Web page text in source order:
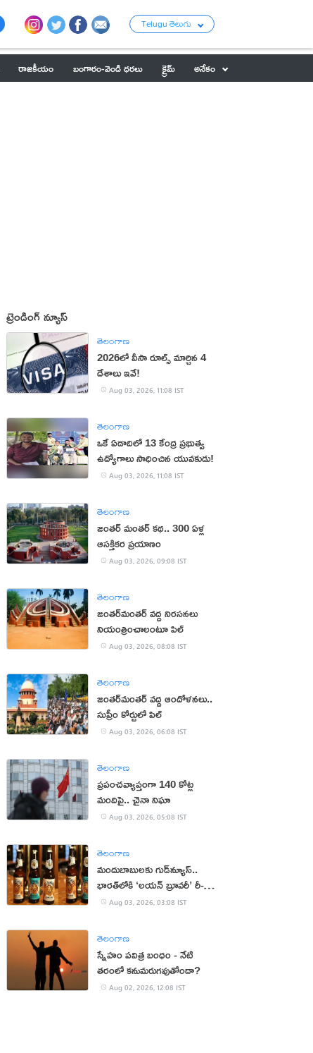
Telugu తెలుగు
రాజకీయం బంగారం-వెండి ధరలు క్రైమ్
అనేకం
ట్రెండింగ్ న్యూస్
తెలంగాణ
2026లో వీసా రూల్స్ మార్చిన 4
దేశాలు ఇవే!
Aug 03, 2026, 11:08 IST
తెలంగాణ
ఒకే ఏడాదిలో 13 కేంద్ర ప్రభుత్వ
ఉద్యోగాలు సాధించిన యువకుడు!
Aug 03, 2026, 11:08 IST
తెలంగాణ
జంతర్‌ మంతర్‌ కథ.. 300 ఏళ్ల
ఆసక్తికర ప్రయాణం
Aug 03, 2026, 09:08 IST
తెలంగాణ
జంతర్‌మంతర్‌ వద్ద నిరసనలు
నియంత్రించాలంటూ పిల్
Aug 03, 2026, 08:08 IST
తెలంగాణ
జంతర్‌మంతర్‌ వద్ద ఆందోళనలు..
సుప్రీం కోర్టులో పిల్
Aug 03, 2026, 06:08 IST
తెలంగాణ
ప్రపంచవ్యాప్తంగా 140 కోట్ల
మందిపై.. చైనా నిఘా
Aug 03, 2026, 05:08 IST
తెలంగాణ
మందుబాబులకు గుడ్‌న్యూస్..
భారత్‌లోకి ‘లయన్ బ్రూవరీ’ రీ-
ఎంట్రీAug 03, 2026, 03:08 IST
తెలంగాణ
స్నేహం పవిత్ర బంధం - నేటి
తరంలో కనుమరుగవుతోందా?
Aug 02, 2026, 12:08 IST